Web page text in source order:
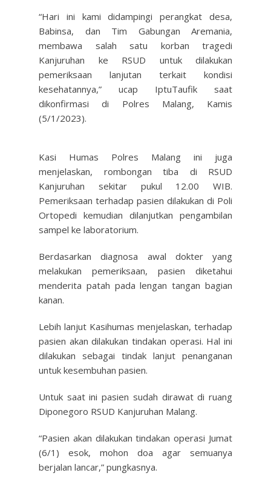
“Hari ini kami didampingi perangkat desa,
Babinsa, dan Tim Gabungan Aremania,
membawa salah satu korban tragedi
Kanjuruhan ke RSUD untuk dilakukan
pemeriksaan lanjutan terkait kondisi
kesehatannya,” ucap IptuTaufik saat
dikonfirmasi di Polres Malang, Kamis
(5/1/2023).
Kasi Humas Polres Malang ini juga
menjelaskan, rombongan tiba di RSUD
Kanjuruhan sekitar pukul 12.00 WIB.
Pemeriksaan terhadap pasien dilakukan di Poli
Ortopedi kemudian dilanjutkan pengambilan
sampel ke laboratorium.
Berdasarkan diagnosa awal dokter yang
melakukan pemeriksaan, pasien diketahui
menderita patah pada lengan tangan bagian
kanan.
Lebih lanjut Kasihumas menjelaskan, terhadap
pasien akan dilakukan tindakan operasi. Hal ini
dilakukan sebagai tindak lanjut penanganan
untuk kesembuhan pasien.
Untuk saat ini pasien sudah dirawat di ruang
Diponegoro RSUD Kanjuruhan Malang.
“Pasien akan dilakukan tindakan operasi Jumat
(6/1) esok, mohon doa agar semuanya
berjalan lancar,” pungkasnya.